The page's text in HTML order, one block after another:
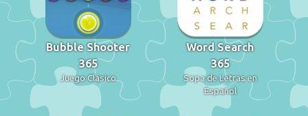
Bubble Shooter
365
Juego Clásico
Word Search
365
Sopa de Letras en
Español